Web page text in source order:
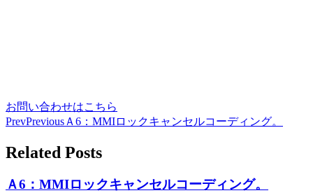
お問い合わせはこちら
PrevPrevious Ａ6：MMIロックキャンセルコーディング。
Related Posts
Ａ6：MMIロックキャンセルコーディング。